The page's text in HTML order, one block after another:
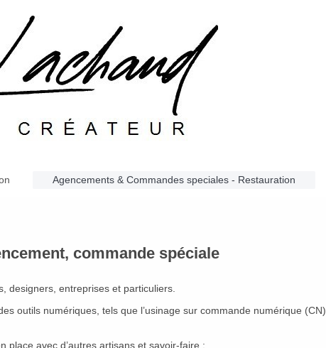
Agencements & Commandes speciales - Restauration
commande spéciale
designers, entreprises et particuliers.
outils numériques, tels que l’usinage sur commande numérique (CN)
place avec d’autres artisans et savoir-faire :